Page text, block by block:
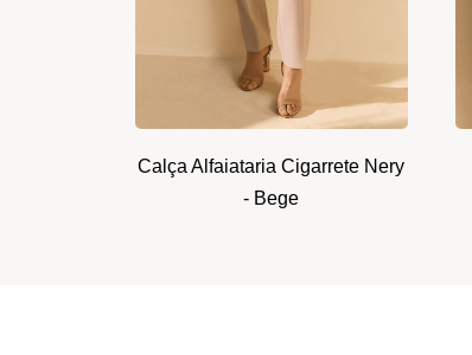
Calça Alfaiataria Cigarrete Nery
- Bege